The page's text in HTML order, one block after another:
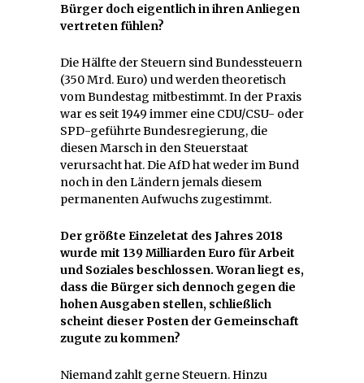
Bürger doch eigentlich in ihren Anliegen
vertreten fühlen?
Die Hälfte der Steuern sind Bundessteuern
(350 Mrd. Euro) und werden theoretisch
vom Bundestag mitbestimmt. In der Praxis
war es seit 1949 immer eine CDU/CSU- oder
SPD-geführte Bundesregierung, die
diesen Marsch in den Steuerstaat
verursacht hat. Die AfD hat weder im Bund
noch in den Ländern jemals diesem
permanenten Aufwuchs zugestimmt.
Der größ­te Einzel­etat des Jahres 2018
wurde mit 139 Milliarden Euro für Arbeit
und Soziales beschlossen. Woran liegt es,
dass die Bürger sich dennoch gegen die
hohen Ausgaben stellen, schließlich
scheint dieser Posten der Gemeinschaft
zugute zu kommen?
Niemand zahlt gerne Steuern. Hinzu